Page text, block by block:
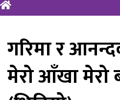
गरिमा र
मेरो आँखा मेरो